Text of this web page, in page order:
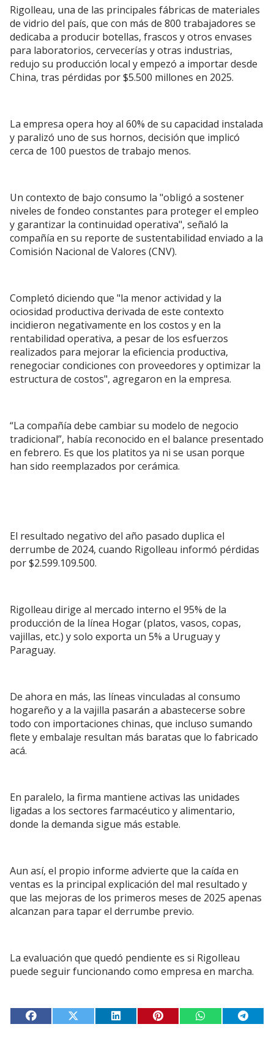
Rigolleau, una de las principales fábricas de materiales
de vidrio del país, que con más de 800 trabajadores se
dedicaba a producir botellas, frascos y otros envases
para laboratorios, cervecerías y otras industrias,
redujo su producción local y empezó a importar desde
China, tras pérdidas por $5.500 millones en 2025.
La empresa opera hoy al 60% de su capacidad instalada
y paralizó uno de sus hornos, decisión que implicó
cerca de 100 puestos de trabajo menos.
Un contexto de bajo consumo la "obligó a sostener
niveles de fondeo constantes para proteger el empleo
y garantizar la continuidad operativa", señaló la
compañía en su reporte de sustentabilidad enviado a la
Comisión Nacional de Valores (CNV).
Completó diciendo que "la menor actividad y la
ociosidad productiva derivada de este contexto
incidieron negativamente en los costos y en la
rentabilidad operativa, a pesar de los esfuerzos
realizados para mejorar la eficiencia productiva,
renegociar condiciones con proveedores y optimizar la
estructura de costos", agregaron en la empresa.
“La compañía debe cambiar su modelo de negocio
tradicional”, había reconocido en el balance presentado
en febrero. Es que los platitos ya ni se usan porque
han sido reemplazados por cerámica.
El resultado negativo del año pasado duplica el
derrumbe de 2024, cuando Rigolleau informó pérdidas
por $2.599.109.500.
Rigolleau dirige al mercado interno el 95% de la
producción de la línea Hogar (platos, vasos, copas,
vajillas, etc.) y solo exporta un 5% a Uruguay y
Paraguay.
De ahora en más, las líneas vinculadas al consumo
hogareño y a la vajilla pasarán a abastecerse sobre
todo con importaciones chinas, que incluso sumando
flete y embalaje resultan más baratas que lo fabricado
acá.
En paralelo, la firma mantiene activas las unidades
ligadas a los sectores farmacéutico y alimentario,
donde la demanda sigue más estable.
Aun así, el propio informe advierte que la caída en
ventas es la principal explicación del mal resultado y
que las mejoras de los primeros meses de 2025 apenas
alcanzan para tapar el derrumbe previo.
La evaluación que quedó pendiente es si Rigolleau
puede seguir funcionando como empresa en marcha.